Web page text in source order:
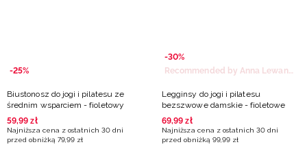
-25%
Biustonosz do jogi i pilatesu ze
średnim wsparciem - fioletowy
59,99 zł
Najniższa cena z ostatnich 30 dni
przed obniżką 79,99 zł
-30%
Recommended by Anna Lewandowska
Legginsy do jogi i pilatesu
bezszwowe damskie - fioletowe
69,99 zł
Najniższa cena z ostatnich 30 dni
przed obniżką 99,99 zł